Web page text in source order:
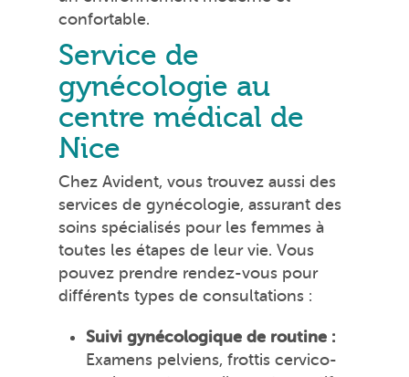
confortable.
Service de
gynécologie au
centre médical de
Nice
Chez Avident, vous trouvez aussi des
services de gynécologie, assurant des
soins spécialisés pour les femmes à
toutes les étapes de leur vie. Vous
pouvez prendre rendez-vous pour
différents types de consultations :
Suivi gynécologique de routine :
Examens pelviens, frottis cervico-